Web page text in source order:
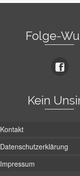
Folge-
Kein
Kontakt
Datenschutzerklärung
Impressum